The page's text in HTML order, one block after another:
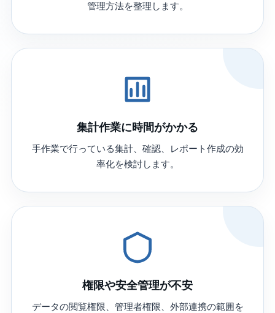
管理方法を整理します。
集計作業に時間がかかる
手作業で行っている集計、確認、レポート作成の効
率化を検討します。
権限や安全管理が不安
データの閲覧権限、管理者権限、外部連携の範囲を